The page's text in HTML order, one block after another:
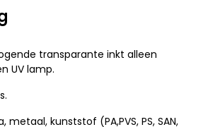
transparante inkt alleen
UV lamp.
metaal, kunststof (PA,PVS, PS, SAN,